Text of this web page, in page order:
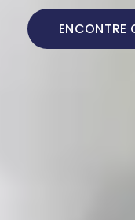
ENCONTRE